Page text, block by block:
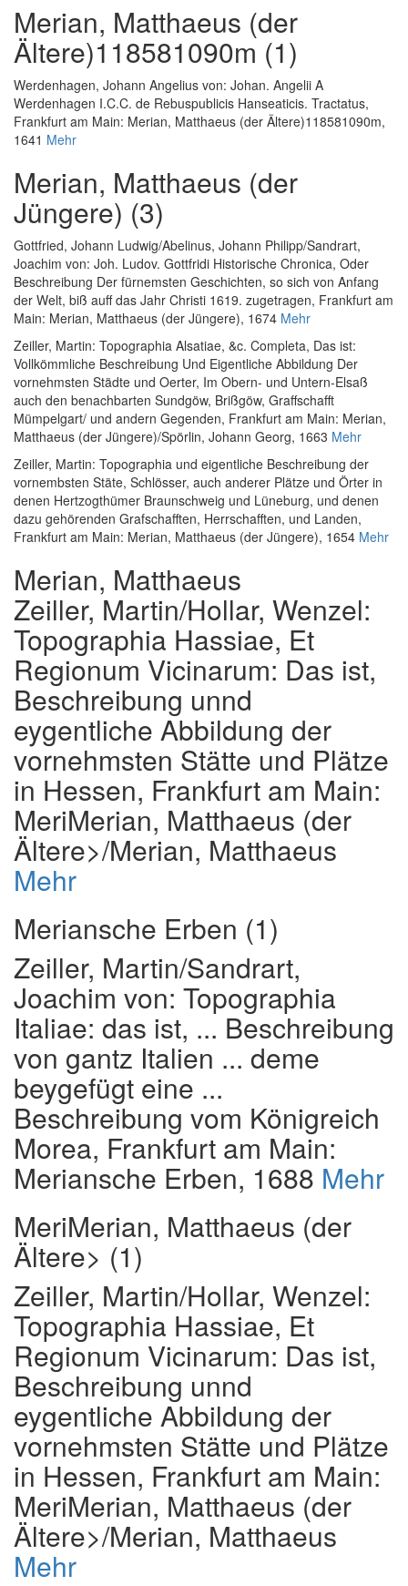
Merian, Matthaeus (der
Ältere)118581090m (1)
Werdenhagen, Johann Angelius von: Johan. Angelii A
Werdenhagen I.C.C. de Rebuspublicis Hanseaticis. Tractatus,
Frankfurt am Main: Merian, Matthaeus (der Ältere)118581090m,
1641 Mehr
Merian, Matthaeus (der
Jüngere) (3)
Gottfried, Johann Ludwig/Abelinus, Johann Philipp/Sandrart,
Joachim von: Joh. Ludov. Gottfridi Historische Chronica, Oder
Beschreibung Der fürnemsten Geschichten, so sich von Anfang
der Welt, biß auff das Jahr Christi 1619. zugetragen, Frankfurt am
Main: Merian, Matthaeus (der Jüngere), 1674 Mehr
Zeiller, Martin: Topographia Alsatiae, &c. Completa, Das ist:
Vollkömmliche Beschreibung Und Eigentliche Abbildung Der
vornehmsten Städte und Oerter, Im Obern- und Untern-Elsaß
auch den benachbarten Sundgöw, Brißgöw, Graffschafft
Mümpelgart/ und andern Gegenden, Frankfurt am Main: Merian,
Matthaeus (der Jüngere)/Spörlin, Johann Georg, 1663 Mehr
Zeiller, Martin: Topographia und eigentliche Beschreibung der
vornembsten Stäte, Schlösser, auch anderer Plätze und Örter in
denen Hertzogthümer Braunschweig und Lüneburg, und denen
dazu gehörenden Grafschafften, Herrschafften, und Landen,
Frankfurt am Main: Merian, Matthaeus (der Jüngere), 1654 Mehr
Merian, Matthaeus
Zeiller, Martin/Hollar, Wenzel:
Topographia Hassiae, Et
Regionum Vicinarum: Das ist,
Beschreibung unnd
eygentliche Abbildung der
vornehmsten Stätte und Plätze
in Hessen, Frankfurt am Main:
MeriMerian, Matthaeus (der
Ältere>/Merian, Matthaeus
Mehr
Meriansche Erben (1)
Zeiller, Martin/Sandrart,
Joachim von: Topographia
Italiae: das ist, ... Beschreibung
von gantz Italien ... deme
beygefügt eine ...
Beschreibung vom Königreich
Morea, Frankfurt am Main:
Meriansche Erben, 1688 Mehr
MeriMerian, Matthaeus (der
Ältere> (1)
Zeiller, Martin/Hollar, Wenzel:
Topographia Hassiae, Et
Regionum Vicinarum: Das ist,
Beschreibung unnd
eygentliche Abbildung der
vornehmsten Stätte und Plätze
in Hessen, Frankfurt am Main:
MeriMerian, Matthaeus (der
Ältere>/Merian, Matthaeus
Mehr